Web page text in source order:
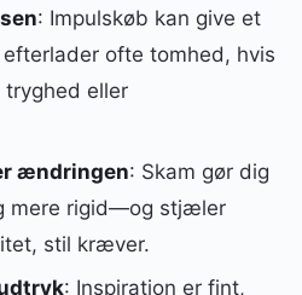
: Impulskøb kan give et
ofte tomhed, hvis
eller
ændringen: Skam gør dig
mere rigid—og stjæler
stil kræver.
: Inspiration er fint,